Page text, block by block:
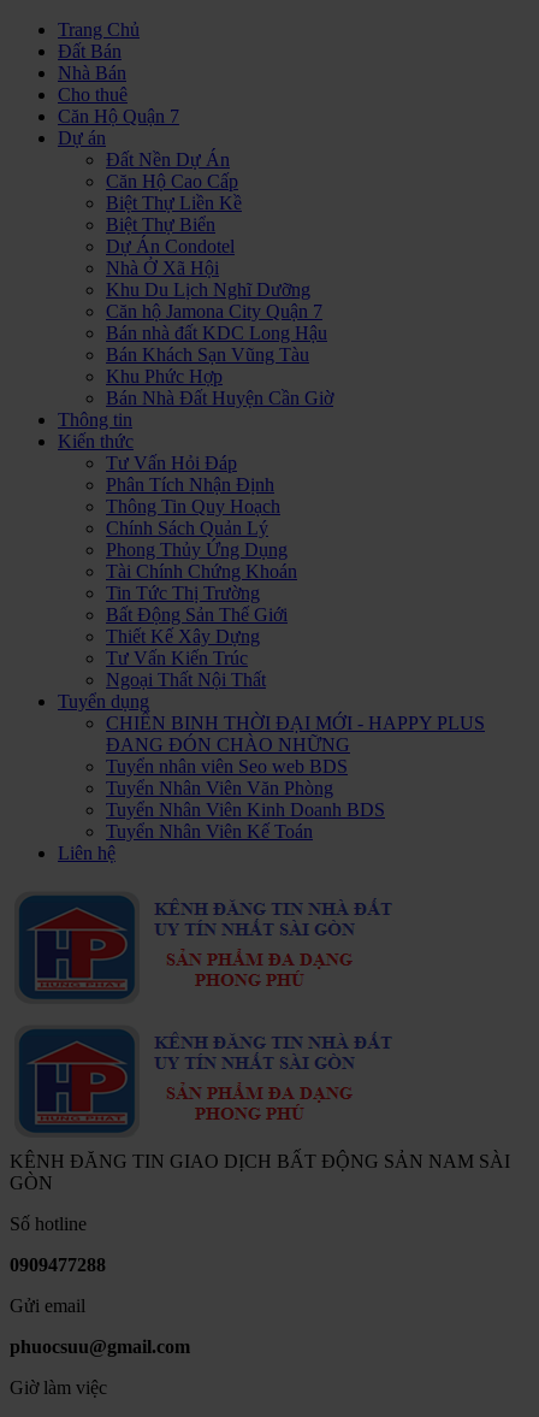
Trang Chủ
Đất Bán
Nhà Bán
Cho thuê
Căn Hộ Quận 7
Dự án
Đất Nền Dự Án
Căn Hộ Cao Cấp
Biệt Thự Liền Kề
Biệt Thự Biển
Dự Án Condotel
Nhà Ở Xã Hội
Khu Du Lịch Nghĩ Dưỡng
Căn hộ Jamona City Quận 7
Bán nhà đất KDC Long Hậu
Bán Khách Sạn Vũng Tàu
Khu Phức Hợp
Bán Nhà Đất Huyện Cần Giờ
Thông tin
Kiến thức
Tư Vấn Hỏi Đáp
Phân Tích Nhận Định
Thông Tin Quy Hoạch
Chính Sách Quản Lý
Phong Thủy Ứng Dụng
Tài Chính Chứng Khoán
Tin Tức Thị Trường
Bất Động Sản Thế Giới
Thiết Kế Xây Dựng
Tư Vấn Kiến Trúc
Ngoại Thất Nội Thất
Tuyển dụng
CHIẾN BINH THỜI ĐẠI MỚI - HAPPY PLUS
ĐANG ĐÓN CHÀO NHỮNG
Tuyển nhân viên Seo web BDS
Tuyển Nhân Viên Văn Phòng
Tuyển Nhân Viên Kinh Doanh BDS
Tuyển Nhân Viên Kế Toán
Liên hệ
KÊNH ĐĂNG TIN GIAO DỊCH BẤT ĐỘNG SẢN NAM SÀI
GÒN
Số hotline
0909477288
Gửi email
phuocsuu@gmail.com
Giờ làm việc